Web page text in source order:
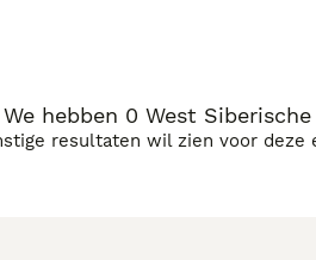
en jachttraining. Het ras is
'west siberische laika pup
van Siberische
We hebben 0 West
resultaten wil zien voor deze